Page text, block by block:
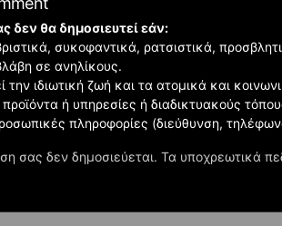
σας δεν δημοσιεύεται. Τα υποχρεωτικά
δεν θα δημοσιευτεί εάν:
συκοφαντικά, ρατσιστικά,
σε ανηλίκους.
την ιδιωτική ζωή και τα ατομικά και
προϊόντα ή υπηρεσίες ή διαδικτυακούς
πληροφορίες (διεύθυνση,